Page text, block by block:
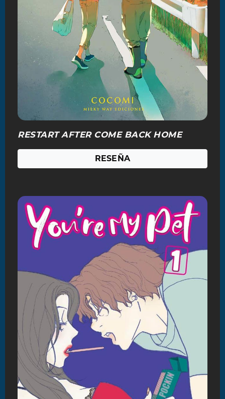
RESTART AFTER COME BACK HOME
RESEÑA